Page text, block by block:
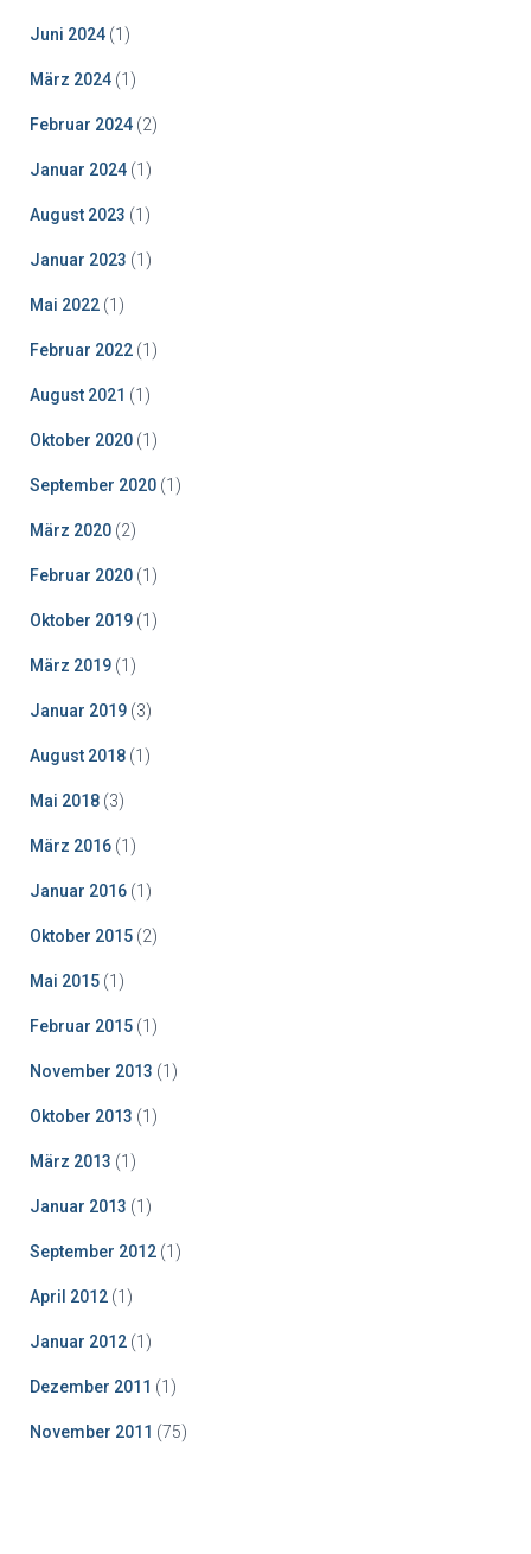
Juni 2024 (1)
März 2024 (1)
Februar 2024 (2)
Januar 2024 (1)
August 2023 (1)
Januar 2023 (1)
Mai 2022 (1)
Februar 2022 (1)
August 2021 (1)
Oktober 2020 (1)
September 2020 (1)
März 2020 (2)
Februar 2020 (1)
Oktober 2019 (1)
März 2019 (1)
Januar 2019 (3)
August 2018 (1)
Mai 2018 (3)
März 2016 (1)
Januar 2016 (1)
Oktober 2015 (2)
Mai 2015 (1)
Februar 2015 (1)
November 2013 (1)
Oktober 2013 (1)
März 2013 (1)
Januar 2013 (1)
September 2012 (1)
April 2012 (1)
Januar 2012 (1)
Dezember 2011 (1)
November 2011 (75)